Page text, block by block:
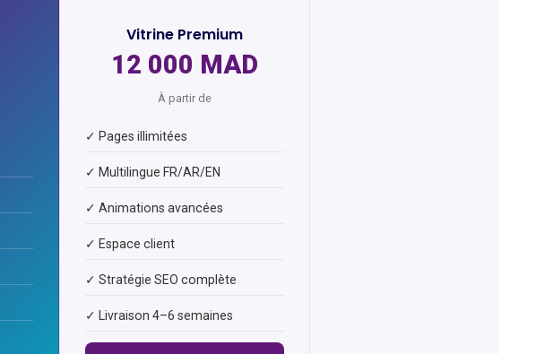
Vitrine Premium
12 000 MAD
À partir de
✓ Pages illimitées
✓ Multilingue FR/AR/EN
✓ Animations avancées
✓ Espace client
✓ Stratégie SEO complète
✓ Livraison 4–6 semaines